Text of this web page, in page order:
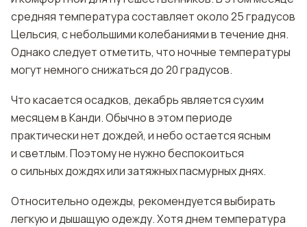
средняя температура составляет около 25 градусов
Цельсия, с небольшими колебаниями в течение дня.
Однако следует отметить, что ночные температуры
могут немного снижаться до 20 градусов.
Что касается осадков, декабрь является сухим
месяцем в Канди. Обычно в этом периоде
практически нет дождей, и небо остается ясным
и светлым. Поэтому не нужно беспокоиться
о сильных дождях или затяжных пасмурных днях.
Относительно одежды, рекомендуется выбирать
легкую и дышащую одежду. Хотя днем температура